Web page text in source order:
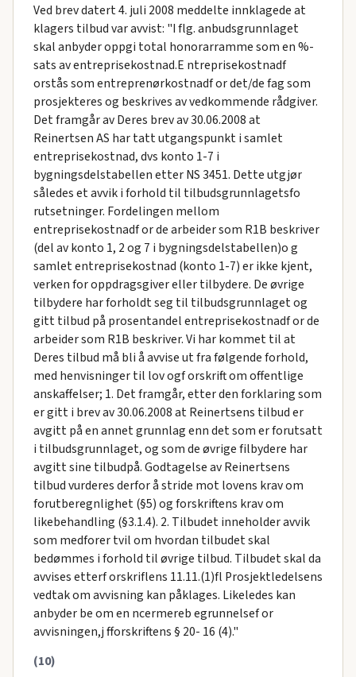
Ved brev datert 4. juli 2008 meddelte innklagede at
klagers tilbud var avvist: "I flg. anbudsgrunnlaget
skal anbyder oppgi total honorarramme som en %-
sats av entreprisekostnad.E ntreprisekostnadf
orstås som entreprenørkostnadf or det/de fag som
prosjekteres og beskrives av vedkommende rådgiver.
Det framgår av Deres brev av 30.06.2008 at
Reinertsen AS har tatt utgangspunkt i samlet
entreprisekostnad, dvs konto 1-7 i
bygningsdelstabellen etter NS 3451. Dette utgjør
således et avvik i forhold til tilbudsgrunnlagetsfo
rutsetninger. Fordelingen mellom
entreprisekostnadf or de arbeider som R1B beskriver
(del av konto 1, 2 og 7 i bygningsdelstabellen)o g
samlet entreprisekostnad (konto 1-7) er ikke kjent,
verken for oppdragsgiver eller tilbydere. De øvrige
tilbydere har forholdt seg til tilbudsgrunnlaget og
gitt tilbud på prosentandel entreprisekostnadf or de
arbeider som R1B beskriver. Vi har kommet til at
Deres tilbud må bli å avvise ut fra følgende forhold,
med henvisninger til lov ogf orskrift om offentlige
anskaffelser; 1. Det framgår, etter den forklaring som
er gitt i brev av 30.06.2008 at Reinertsens tilbud er
avgitt på en annet grunnlag enn det som er forutsatt
i tilbudsgrunnlaget, og som de øvrige filbydere har
avgitt sine tilbudpå. Godtagelse av Reinertsens
tilbud vurderes derfor å stride mot lovens krav om
forutberegnlighet (§5) og forskriftens krav om
likebehandling (§3.1.4). 2. Tilbudet inneholder avvik
som medforer tvil om hvordan tilbudet skal
bedømmes i forhold til øvrige tilbud. Tilbudet skal da
avvises etterf orskriflens 11.11.(1)fl Prosjektledelsens
vedtak om avvisning kan påklages. Likeledes kan
anbyder be om en ncermereb egrunnelsef or
avvisningen,j fforskriftens § 20- 16 (4)."
(10)